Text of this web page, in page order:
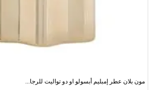
مون بلان عطر إمبليم أبسولو او دو تواليت للرجا...